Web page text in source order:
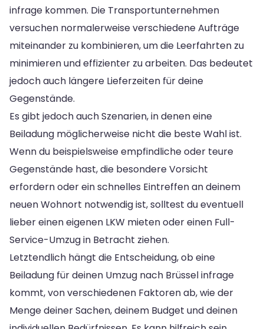
infrage kommen. Die Transportunternehmen
versuchen normalerweise verschiedene Aufträge
miteinander zu kombinieren, um die Leerfahrten zu
minimieren und effizienter zu arbeiten. Das bedeutet
jedoch auch längere Lieferzeiten für deine
Gegenstände.
Es gibt jedoch auch Szenarien, in denen eine
Beiladung möglicherweise nicht die beste Wahl ist.
Wenn du beispielsweise empfindliche oder teure
Gegenstände hast, die besondere Vorsicht
erfordern oder ein schnelles Eintreffen an deinem
neuen Wohnort notwendig ist, solltest du eventuell
lieber einen eigenen LKW mieten oder einen Full-
Service-Umzug in Betracht ziehen.
Letztendlich hängt die Entscheidung, ob eine
Beiladung für deinen Umzug nach Brüssel infrage
kommt, von verschiedenen Faktoren ab, wie der
Menge deiner Sachen, deinem Budget und deinen